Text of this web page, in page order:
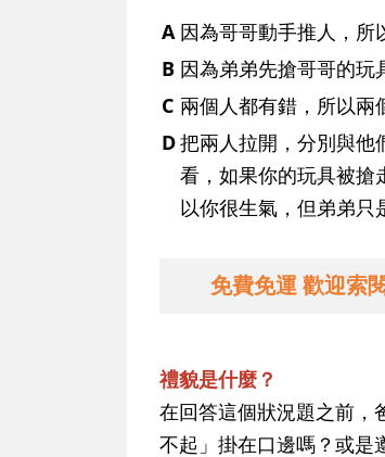
A 因為哥哥動手推人，所
B 因為弟弟先搶哥哥的玩
C 兩個人都有錯，所以兩
D把兩人拉開，分別與他
看，如果你的玩具被搶
以你很生氣，但弟弟只
免費免運 歡迎索
禮貌是什麼？
在回答這個狀況題之前，
不起」掛在口邊嗎？或是